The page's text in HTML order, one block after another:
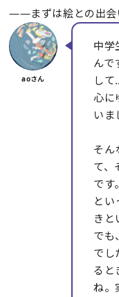
――まずは絵との出会
中学
んで
して
心に
いま
そん
て、
です。
と
きと
でも
でし
ると
ね。